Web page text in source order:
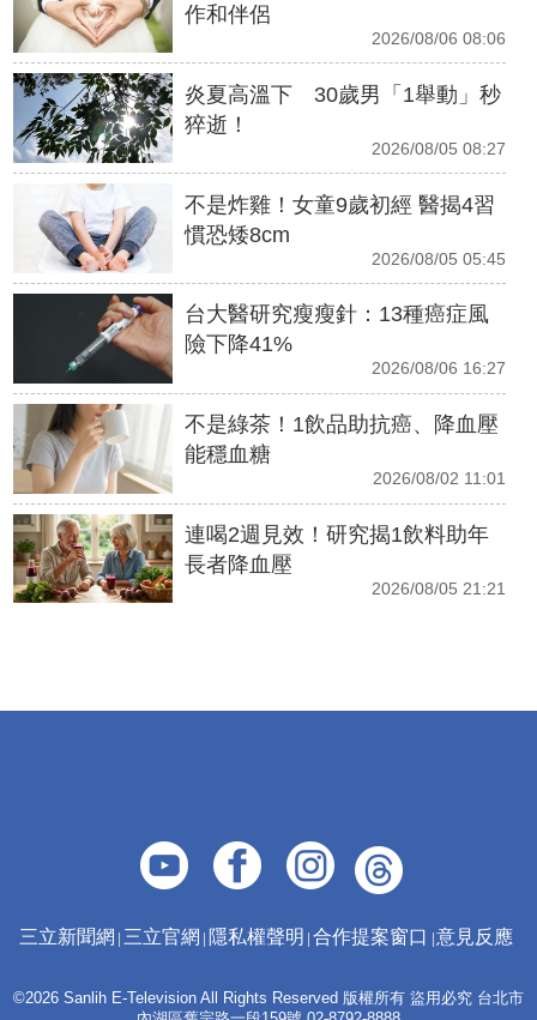
作和伴侶
2026/08/06 08:06
炎夏高溫下 30歲男「1舉動」秒
猝逝！
2026/08/05 08:27
不是炸雞！女童9歲初經 醫揭4習
慣恐矮8cm
2026/08/05 05:45
台大醫研究瘦瘦針：13種癌症風
險下降41%
2026/08/06 16:27
不是綠茶！1飲品助抗癌、降血壓
能穩血糖
2026/08/02 11:01
連喝2週見效！研究揭1飲料助年
長者降血壓
2026/08/05 21:21
三立新聞網 三立官網 隱私權聲明 合作提案窗口 意見反應
©2026 Sanlih E-Television All Rights Reserved 版權所有 盜用必究 台北市